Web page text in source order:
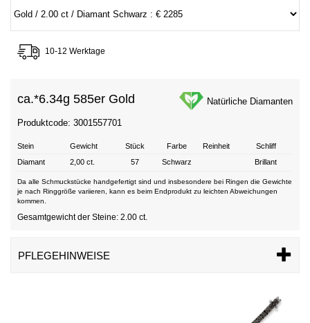
10-12 Werktage
ca.*6.34g 585er Gold Natürliche Diamanten
Produktcode: 3001557701
Stein Gewicht Stück Farbe Reinheit
Schliff
Diamant
2,00 ct. 57 Schwarz Brillant
Da alle Schmuckstücke handgefertigt sind und insbesondere bei Ringen die Gewichte
je nach Ringgröße variieren, kann es beim Endprodukt zu leichten Abweichungen
kommen.
Gesamtgewicht der Steine: 2.00 ct.
PFLEGEHINWEISE